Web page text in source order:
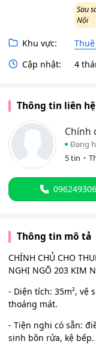
Sau
Nội
Khu vực:
Cập nhật:
4
Thông tin liên hệ
Chính
Đang
5 tin
Thông tin mô tả
CHÍNH CHỦ CHO
NGHỊ NGÕ 203 KIM
- Diện tích: 35m², vệ
thoáng mát.
- Tiện nghi có sẵn:
sinh bồn rửa, kệ bếp.